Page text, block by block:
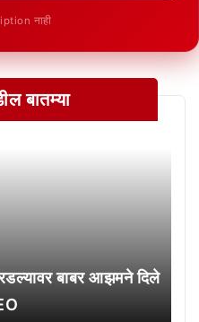
नाही
बातम्या
बाबर आझमने दिले